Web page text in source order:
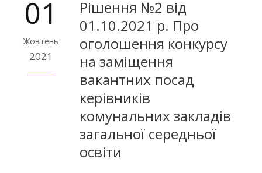
01
Жовтень
2021
Рішення №2 від
01.10.2021 р. Про
оголошення конкурсу
на заміщення
вакантних посад
керівників
комунальних закладів
загальної середньої
освіти